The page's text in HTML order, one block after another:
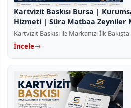
Kartvizit Baskısı Bursa |
Hizmeti | Süra Matbaa Zeyniler
Kartvizit Baskısı ile Markanızı İlk
İncele